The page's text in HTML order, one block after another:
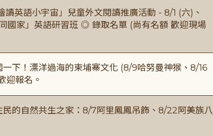
讀英語小宇宙」兒童外文閱讀推廣活動 - 8/1 (六)、
國家」英語研習班 ◎ 錄取名單 (尚有名額 歡迎現場
一下！漂洋過海的柬埔寨文化 (8/9哈努曼神猴、8/16
迎報名。
民的自然共生之家：8/7阿里鳳鳳吊飾、8/22阿美族八